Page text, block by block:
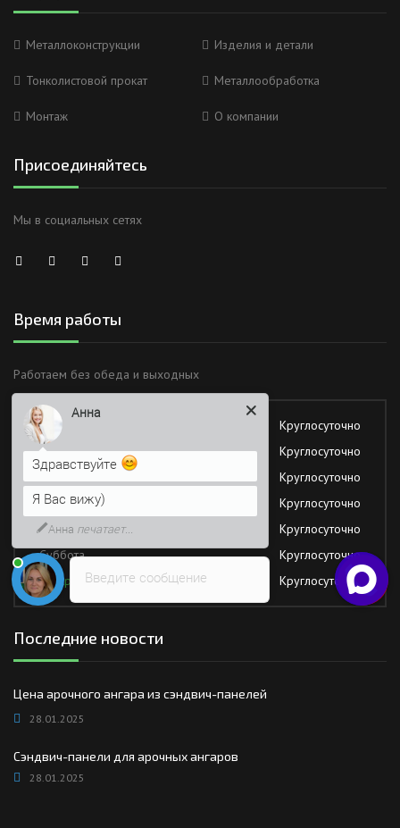
Металлоконструкции Изделия и детали
Тонколистовой прокат Металлообработка
Монтаж О компании
Присоединяйтесь
Мы в социальных сетях
Время работы
Работаем без обеда и выходных
Понедельник
Круглосуточно
Вторник
Круглосуточно
Среда
Круглосуточно
Четверг
Круглосуточно
Пятница
Круглосуточно
Суббота
Круглосуточно
Воскресение
Круглосуточно
Последние новости
Цена арочного ангара из сэндвич-панелей
28.01.2025
Сэндвич-панели для арочных ангаров
28.01.2025
Введите сообщение
Здравствуйте
Я Вас вижу)
Напишите сюда свой вопрос.
Возможно, его решение будет
быстрее